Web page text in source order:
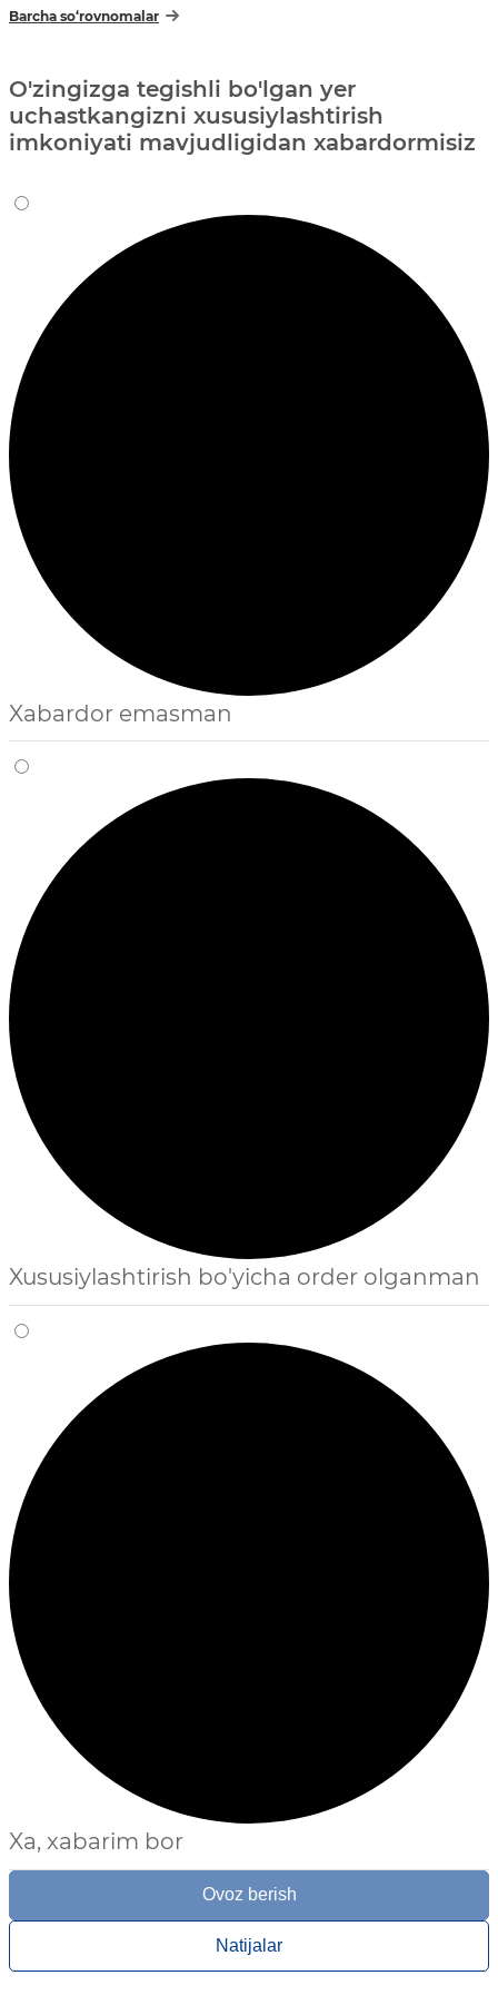
Barcha so‘rovnomalar
O'zingizga tegishli bo'lgan yer
uchastkangizni xususiylashtirish
imkoniyati mavjudligidan xabardormisiz
Xabardor emasman
Xususiylashtirish bo'yicha order olganman
Xa, xabarim bor
Ovoz berish
Natijalar